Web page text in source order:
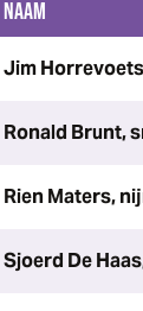
NAAM
Jim
Ronald Brunt,
Rien Maters,
Sjoerd De